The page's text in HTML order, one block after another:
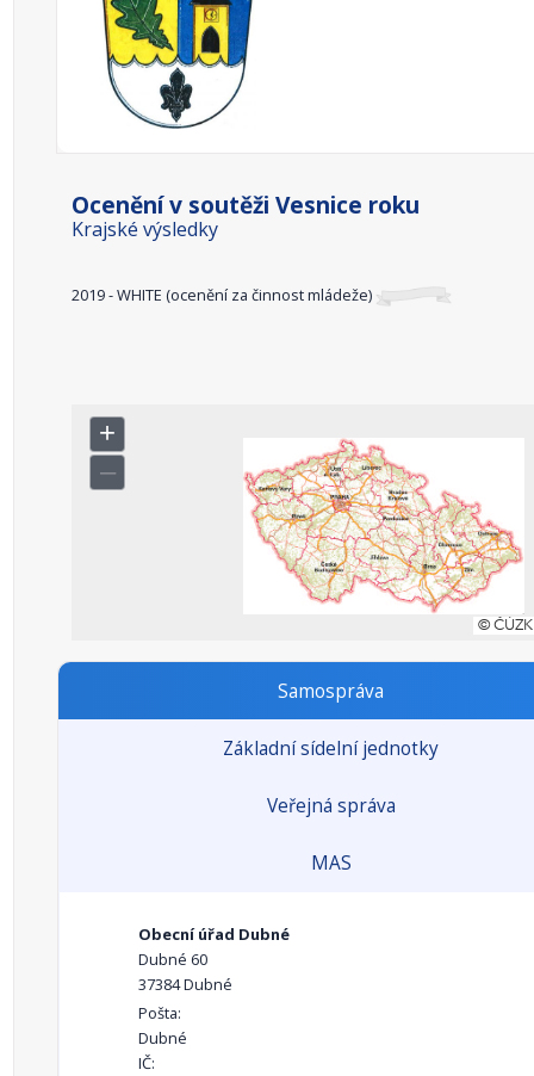
Ocenění v soutěži Vesnice roku
Krajské výsledky
2019 - WHITE (ocenění za činnost mládeže)
Samospráva
Základní sídelní jednotky
Veřejná správa
MAS
Obecní úřad Dubné
Dubné 60
37384 Dubné
Pošta:
Dubné
IČ: